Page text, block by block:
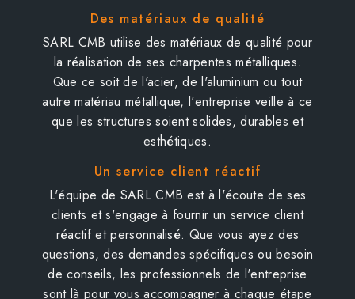
Des matériaux de qualité
SARL CMB utilise des matériaux de qualité pour
la réalisation de ses charpentes métalliques.
Que ce soit de l'acier, de l'aluminium ou tout
autre matériau métallique, l'entreprise veille à ce
que les structures soient solides, durables et
esthétiques.
Un service client réactif
L'équipe de SARL CMB est à l'écoute de ses
clients et s'engage à fournir un service client
réactif et personnalisé. Que vous ayez des
questions, des demandes spécifiques ou besoin
de conseils, les professionnels de l'entreprise
sont là pour vous accompagner à chaque étape